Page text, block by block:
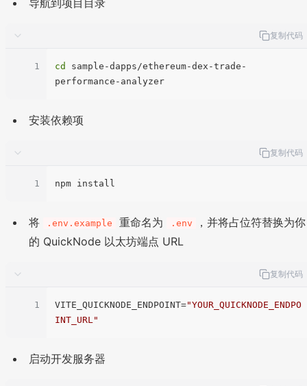
导航到项目目录
复制代码
1 cd
sample-dapps/ethereum-dex-trade-
安装依赖项
复制代码
1
将 .env.example 重命名为 .env
，并将占位符替换为你
的 QuickNode 以太坊端点 URL
复制代码
1 VITE_QUICKNODE_ENDPOINT="YOUR_QUICKNODE_ENDPO
INT_URL"
启动开发服务器